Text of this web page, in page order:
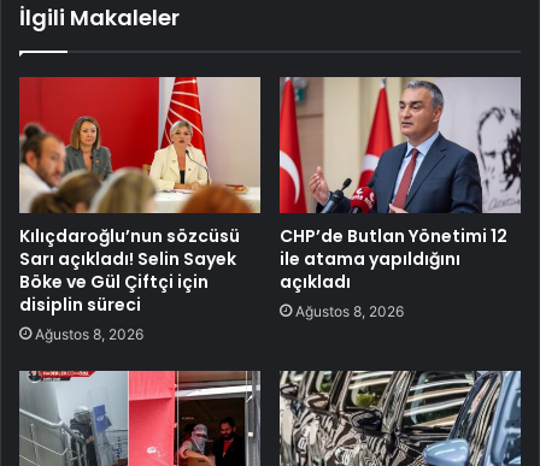
İlgili Makaleler
Kılıçdaroğlu’nun sözcüsü
Sarı açıkladı! Selin Sayek
Böke ve Gül Çiftçi için
disiplin süreci
Ağustos 8, 2026
CHP’de Butlan Yönetimi 12
ile atama yapıldığını
açıkladı
Ağustos 8, 2026